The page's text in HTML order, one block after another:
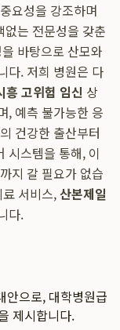
요성을 강조하며
는 전문성을 갖춘
바탕으로 산모와
다. 저희 병원은 다
흥 고위험 임신 상
, 예측 불가능한 응
건강한 출산부터
시스템을 통해, 이
지 갈 필요가 없습
서비스, 산본제일
다.
안으로, 대학병원급
제시합니다.